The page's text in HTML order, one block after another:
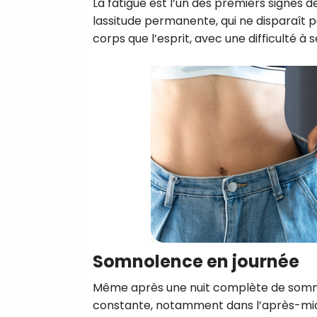
lassitude permanente, qui ne disparaît
corps que l’esprit, avec une difficulté
Somnolence en journée
Même après une nuit complète de
constante, notamment dans l’après-